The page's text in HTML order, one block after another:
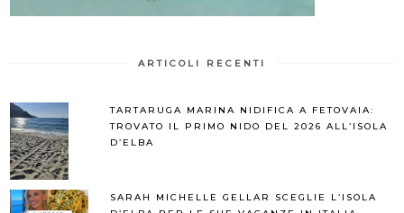
ARTICOLI RECENTI
TARTARUGA MARINA NIDIFICA A FETOVAIA:
TROVATO IL PRIMO NIDO DEL 2026 ALL’ISOLA
D’ELBA
SARAH MICHELLE GELLAR SCEGLIE L’ISOLA